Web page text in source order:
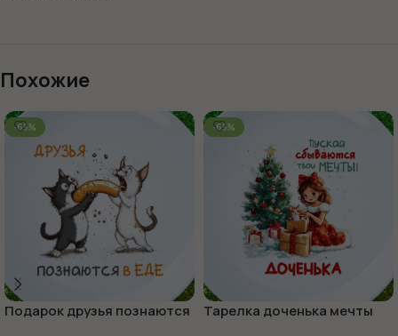
Похожие
-65%
Подарок друзья познаются
-65%
Тарелка доченька мечты